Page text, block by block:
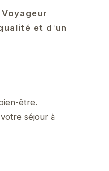
et d'un
être.
séjour à